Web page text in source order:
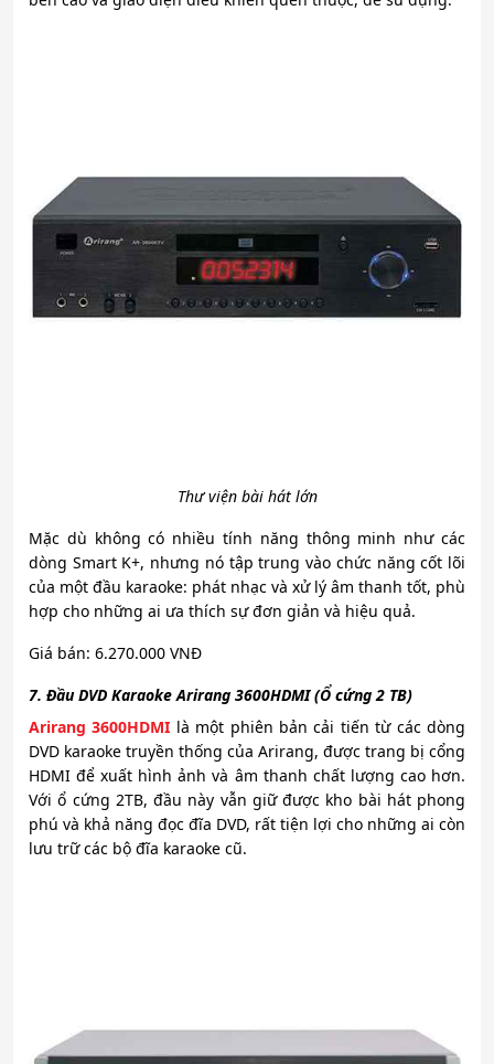
Thư viện bài hát lớn
Mặc dù không có nhiều tính năng thông minh như các
dòng Smart K+, nhưng nó tập trung vào chức năng cốt lõi
của một đầu karaoke: phát nhạc và xử lý âm thanh tốt, phù
hợp cho những ai ưa thích sự đơn giản và hiệu quả.
Giá bán: 6.270.000 VNĐ
7. Đầu DVD Karaoke Arirang 3600HDMI (Ổ cứng 2 TB)
Arirang 3600HDMI là một phiên bản cải tiến từ các dòng
DVD karaoke truyền thống của Arirang, được trang bị cổng
HDMI để xuất hình ảnh và âm thanh chất lượng cao hơn.
Với ổ cứng 2TB, đầu này vẫn giữ được kho bài hát phong
phú và khả năng đọc đĩa DVD, rất tiện lợi cho những ai còn
lưu trữ các bộ đĩa karaoke cũ.